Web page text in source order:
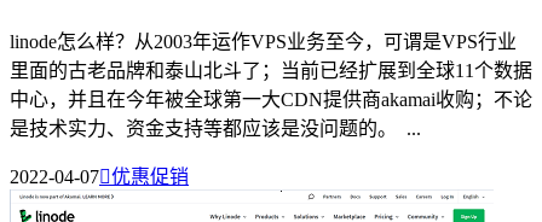
linode怎么样？从2003年运作VPS业务至今，可谓是VPS行业
里面的古老品牌和泰山北斗了；当前已经扩展到全球11个数据
中心，并且在今年被全球第一大CDN提供商akamai收购；不论
是技术实力、资金支持等都应该是没问题的。 ...
2022-04-07优惠促销